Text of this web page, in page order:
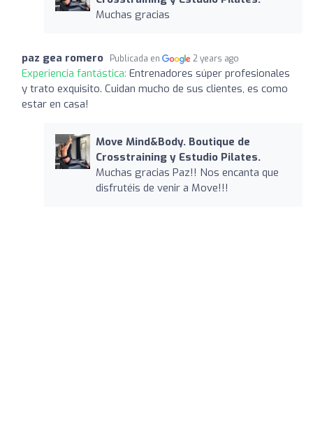
Muchas gracias
paz gea romero Publicada en 2 years ago
Experiencia fantástica: Entrenadores súper profesionales
y trato exquisito. Cuidan mucho de sus clientes, es como
estar en casa!
Move Mind&Body. Boutique de
Crosstraining y Estudio Pilates.
Muchas gracias Paz!! Nos encanta que
disfrutéis de venir a Move!!!